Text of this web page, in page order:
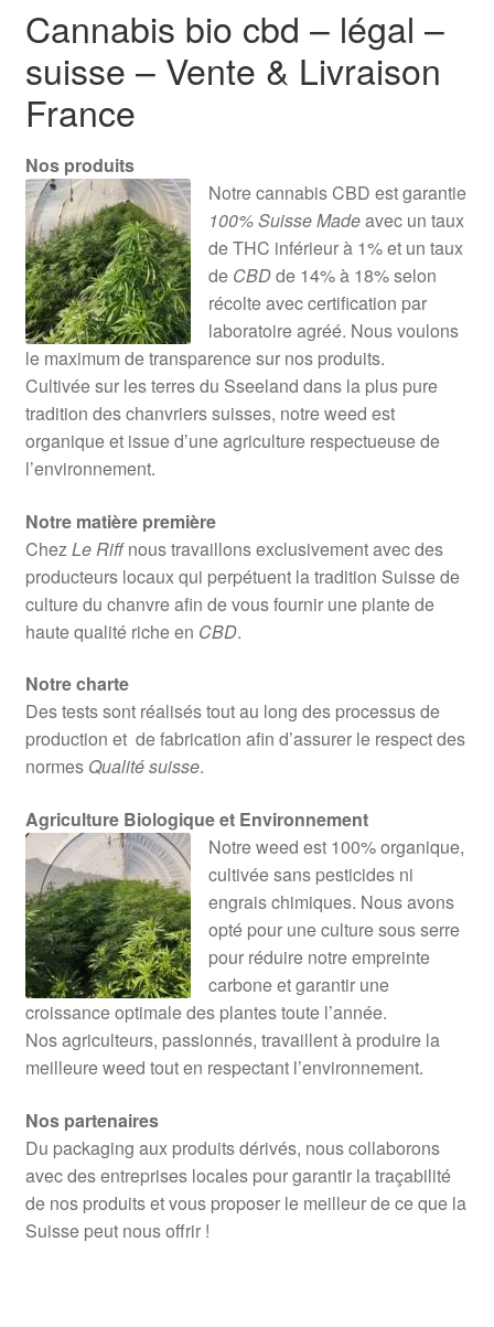
Cannabis bio cbd – légal –
suisse – Vente & Livraison
France
Nos produits
Notre cannabis CBD est garantie
100% Suisse Madeavec un taux
de THC inférieur à 1% et un taux
deCBDde 14% à 18% selon
récolte avec certification par
laboratoire agréé. Nous voulons
le maximum de transparence sur nos produits.
Cultivée sur les terres du Sseeland dans la plus pure
tradition des chanvriers suisses, notre weed est
organique et issue d’une agriculture respectueuse de
l’environnement.
Notre matière première
ChezLe Riffnous travaillons exclusivement avec des
producteurs locaux qui perpétuent la tradition Suisse de
culture du chanvre afin de vous fournir une plante de
haute qualité riche en CBD.
Notre charte
Des tests sont réalisés tout au long des processus de
production et de fabrication afin d’assurer le respect des
normes Qualité suisse.
Agriculture Biologique et Environnement
Notre weed est 100% organique,
cultivée sans pesticides ni
engrais chimiques. Nous avons
opté pour une culture sous serre
pour réduire notre empreinte
carbone et garantir une
croissance optimale des plantes toute l’année.
Nos agriculteurs, passionnés, travaillent à produire la
meilleure weed tout en respectant l’environnement.
Nos partenaires
Du packaging aux produits dérivés, nous collaborons
avec des entreprises locales pour garantir la traçabilité
de nos produits et vous proposer le meilleur de ce que la
Suisse peut nous offrir !